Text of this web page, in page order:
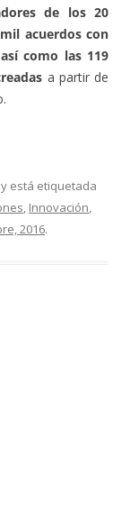
de los 20
acuerdos con
como las 119
a partir de
y está etiquetada
, Innovación,
2016.